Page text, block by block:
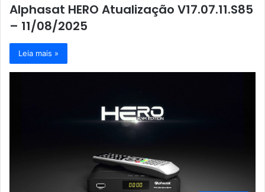
Alphasat HERO Atualização V17.07.11.S85
– 11/08/2025
Leia mais »